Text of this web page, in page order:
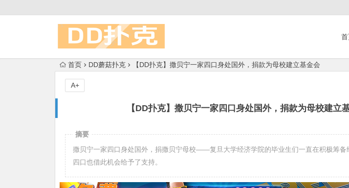
首页 DD蘑菇扑克 【DD扑克】撒贝宁一家四口身处国外，捐款为母校建立基金会
【DD扑克】撒贝宁一家四口身处国外，捐款为母校建立
A+
摘要
撒贝宁一家四口身处国外，捐撒贝宁母校——复旦大学经济学院的毕业生们一直在积极筹备
四口也借此机会给予了支持。